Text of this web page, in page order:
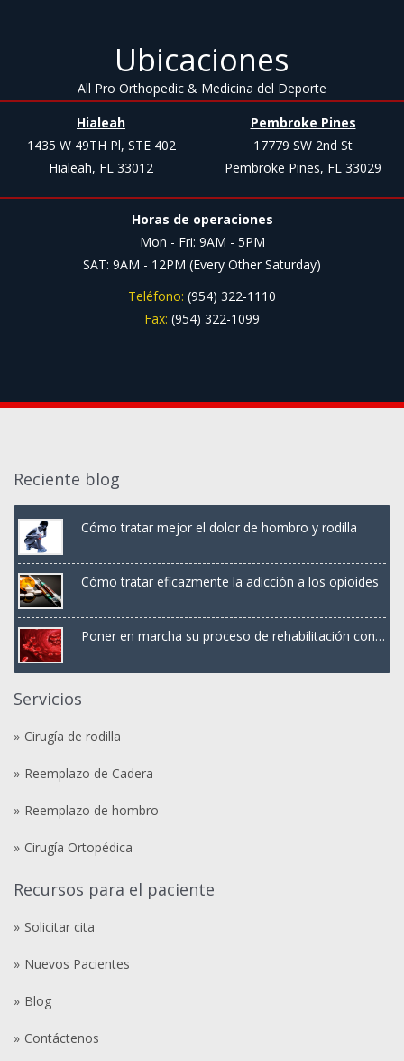
Ubicaciones
All Pro Orthopedic & Medicina del Deporte
Hialeah
1435 W 49TH Pl, STE 402
Hialeah, FL 33012
Pembroke Pines
17779 SW 2nd St
Pembroke Pines, FL 33029
Horas de operaciones
Mon - Fri: 9AM - 5PM
SAT: 9AM - 12PM (Every Other Saturday)
Teléfono: (954) 322-1110
Fax: (954) 322-1099
Reciente blog
Cómo tratar mejor el dolor de hombro y rodilla
Cómo tratar eficazmente la adicción a los opioides
Poner en marcha su proceso de rehabilitación con
Servicios
Cirugía de rodilla
Reemplazo de Cadera
Reemplazo de hombro
Cirugía Ortopédica
Recursos para el paciente
Solicitar cita
Nuevos Pacientes
Blog
Contáctenos